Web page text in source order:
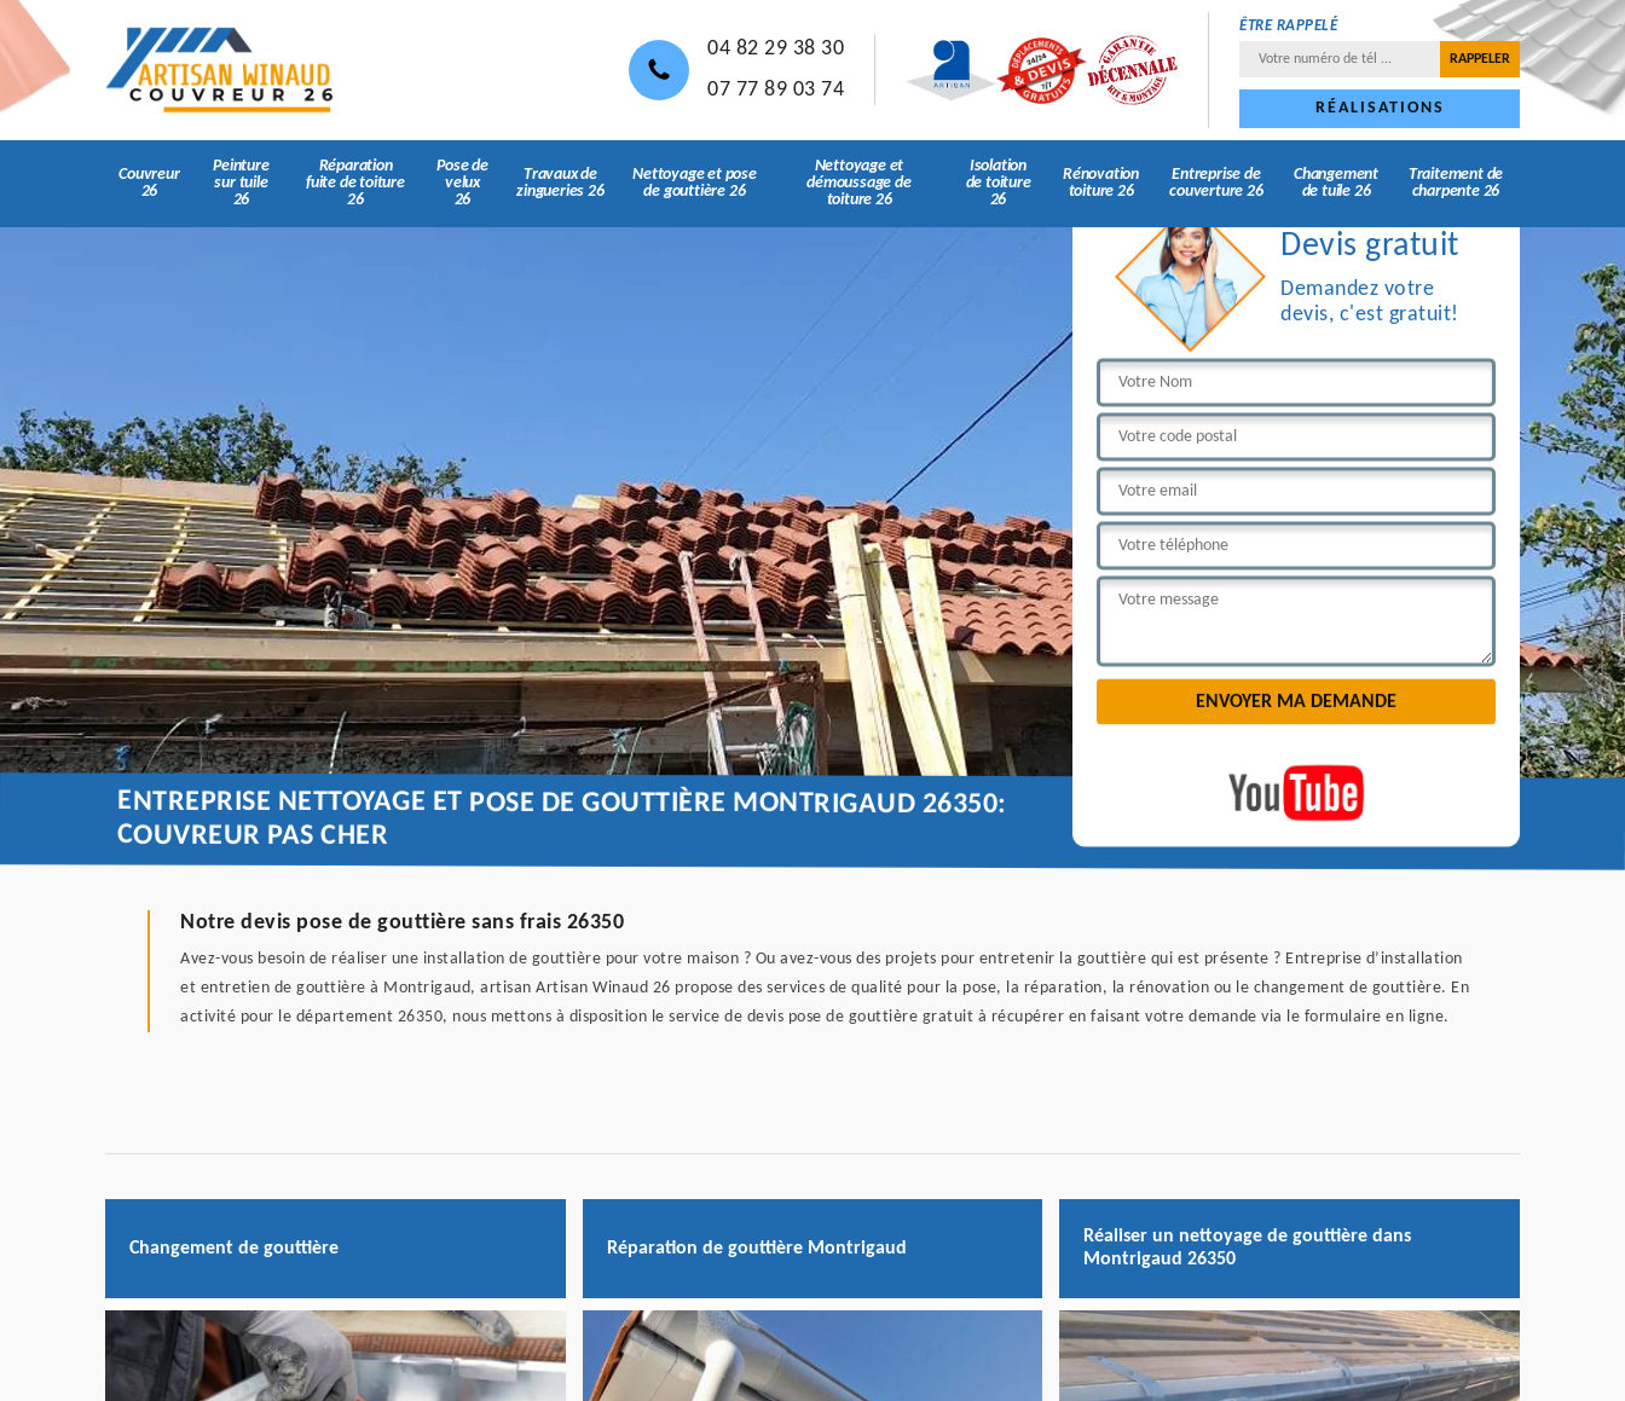
04 82 29 38 30
07 77 89 03 74
ÊTRE RAPPELÉ
RÉALISATIONS
Couvreur
26
Peinture
sur tuile
26
Réparation
fuite de toiture
26
Pose de
velux
26
Travaux de
zingueries 26
Nettoyage et pose
de gouttière 26
Nettoyage et
démoussage de
toiture 26
Isolation
de toiture
26
Rénovation
toiture 26
Entreprise de
couverture 26
Changement
de tuile 26
Traitement de
charpente 26
Devis gratuit
Demandez votre
devis, c'est gratuit!
ENTREPRISE NETTOYAGE ET POSE DE GOUTTIÈRE MONTRIGAUD 26350:
COUVREUR PAS CHER
Notre devis pose de gouttière sans frais 26350
Avez-vous besoin de réaliser une installation de gouttière pour votre maison ? Ou avez-vous des projets pour entretenir la gouttière qui est présente ? Entreprise d’installation
et entretien de gouttière à Montrigaud, artisan Artisan Winaud 26 propose des services de qualité pour la pose, la réparation, la rénovation ou le changement de gouttière. En
activité pour le département 26350, nous mettons à disposition le service de devis pose de gouttière gratuit à récupérer en faisant votre demande via le formulaire en ligne.
Changement de gouttière Réparation de gouttière Montrigaud
Réaliser un nettoyage de gouttière dans
Montrigaud 26350